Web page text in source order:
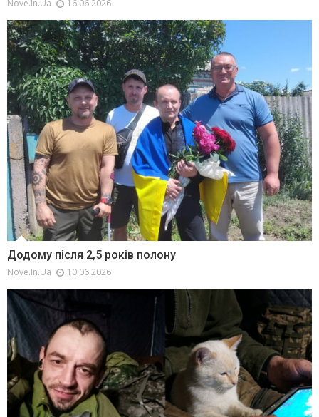
Nove.in.ua 16.06.2026
Додому після 2,5 років полону
Nove.in.ua 10.06.2026